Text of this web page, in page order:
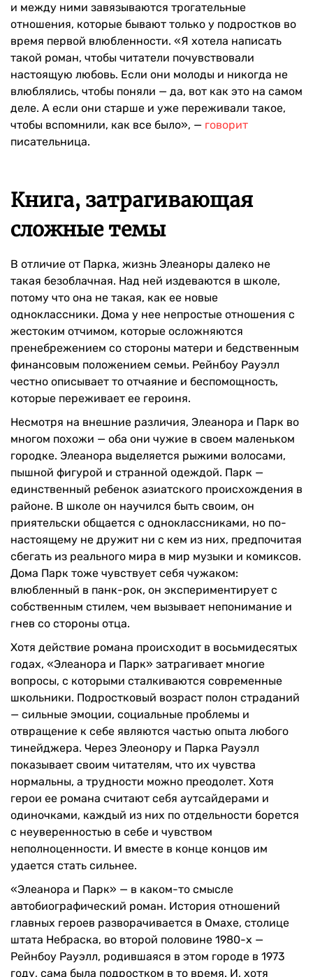
и между ними завязываются трогательные
отношения, которые бывают только у подростков во
время первой влюбленности. «Я хотела написать
такой роман, чтобы читатели почувствовали
настоящую любовь. Если они молоды и никогда не
влюблялись, чтобы поняли — да, вот как это на самом
деле. А если они старше и уже переживали такое,
чтобы вспомнили, как все было», — говорит
писательница.
Книга, затрагивающая
сложные темы
В отличие от Парка, жизнь Элеаноры далеко не
такая безоблачная. Над ней издеваются в школе,
потому что она не такая, как ее новые
одноклассники. Дома у нее непростые отношения с
жестоким отчимом, которые осложняются
пренебрежением со стороны матери и бедственным
финансовым положением семьи. Рейнбоу Рауэлл
честно описывает то отчаяние и беспомощность,
которые переживает ее героиня.
Несмотря на внешние различия, Элеанора и Парк во
многом похожи — оба они чужие в своем маленьком
городке. Элеанора выделяется рыжими волосами,
пышной фигурой и странной одеждой. Парк —
единственный ребенок азиатского происхождения в
районе. В школе он научился быть своим, он
приятельски общается с одноклассниками, но по-
настоящему не дружит ни с кем из них, предпочитая
сбегать из реального мира в мир музыки и комиксов.
Дома Парк тоже чувствует себя чужаком:
влюбленный в панк-рок, он экспериментирует с
собственным стилем, чем вызывает непонимание и
гнев со стороны отца.
Хотя действие романа происходит в восьмидесятых
годах, «Элеанора и Парк» затрагивает многие
вопросы, с которыми сталкиваются современные
школьники. Подростковый возраст полон страданий
— сильные эмоции, социальные проблемы и
отвращение к себе являются частью опыта любого
тинейджера. Через Элеонору и Парка Рауэлл
показывает своим читателям, что их чувства
нормальны, а трудности можно преодолет. Хотя
герои ее романа считают себя аутсайдерами и
одиночками, каждый из них по отдельности борется
с неуверенностью в себе и чувством
неполноценности. И вместе в конце концов им
удается стать сильнее.
«Элеанора и Парк» — в каком-то смысле
автобиографический роман. История отношений
главных героев разворачивается в Омахе, столице
штата Небраска, во второй половине 1980-х —
Рейнбоу Рауэлл, родившаяся в этом городе в 1973
году, сама была подростком в то время. И, хотя